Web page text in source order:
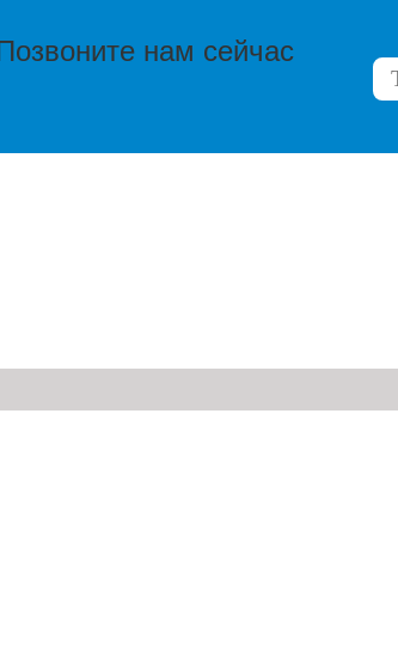
нам сейчас